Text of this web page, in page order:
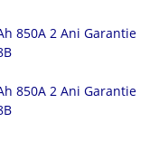
850A 2 Ani Garantie
850A 2 Ani Garantie